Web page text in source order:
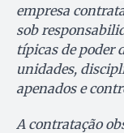
empresa
sob
típicas de poder
unidades,
apenados e
A contratação